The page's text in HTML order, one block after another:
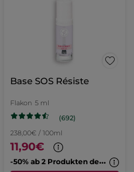
Base SOS Résiste
Flakon 5 ml
(692)
238,00€ / 100ml
11,90€
-
50% ab 2 Produkten deiner Wahl